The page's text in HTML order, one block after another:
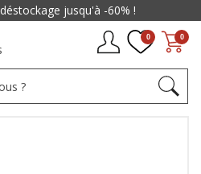
0
0
déstockage jusqu'à -60% !